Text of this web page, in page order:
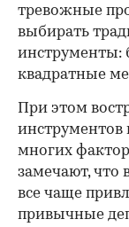
тревожные
выбирать
инструменты:
квадратные
При этом
инструментов
многих
замечают, что
все чаще
привычные